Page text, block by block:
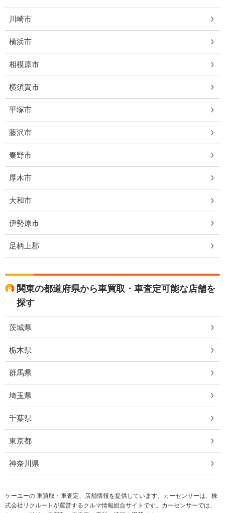
川崎市
横浜市
相模原市
横須賀市
平塚市
藤沢市
秦野市
厚木市
大和市
伊勢原市
足柄上郡
関東の都道府県から車買取・車査定可能な店舗を
探す
茨城県
栃木県
群馬県
埼玉県
千葉県
東京都
神奈川県
ケーユーの 車買取・車査定、店舗情報を提供しています。カーセンサーは、株
式会社リクルートが運営するクルマ情報総合サイトです。カーセンサーでは、